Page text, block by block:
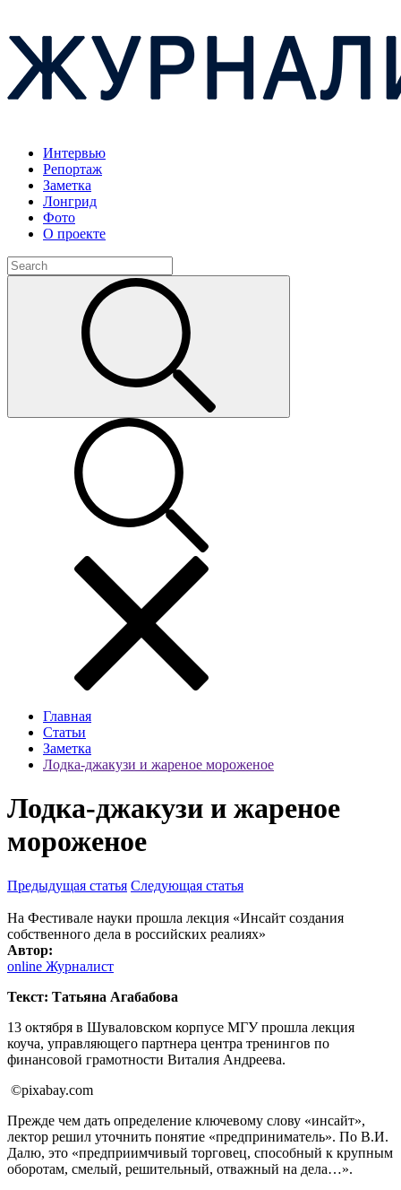
Интервью
Репортаж
Заметка
Лонгрид
Фото
О проекте
Главная
Статьи
Заметка
Лодка-джакузи и жареное мороженое
Лодка-джакузи и жареное
мороженое
Предыдущая статья Следующая статья
На Фестивале науки прошла лекция «Инсайт создания
собственного дела в российских реалиях»
Автор:
online Журналист
Текст: Татьяна Агабабова
13 октября в Шуваловском корпусе МГУ прошла лекция
коуча, управляющего партнера центра тренингов по
финансовой грамотности Виталия Андреева.
©pixabay.com
Прежде чем дать определение ключевому слову «инсайт»,
лектор решил уточнить понятие «предприниматель». По В.И.
Далю, это «предприимчивый торговец, способный к крупным
оборотам, смелый, решительный, отважный на дела…».